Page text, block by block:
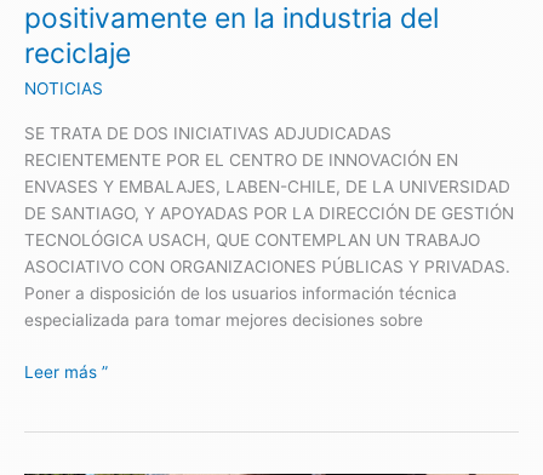
positivamente en la industria del
reciclaje
NOTICIAS
SE TRATA DE DOS INICIATIVAS ADJUDICADAS
RECIENTEMENTE POR EL CENTRO DE INNOVACIÓN EN
ENVASES Y EMBALAJES, LABEN-CHILE, DE LA UNIVERSIDAD
DE SANTIAGO, Y APOYADAS POR LA DIRECCIÓN DE GESTIÓN
TECNOLÓGICA USACH, QUE CONTEMPLAN UN TRABAJO
ASOCIATIVO CON ORGANIZACIONES PÚBLICAS Y PRIVADAS.
Poner a disposición de los usuarios información técnica
especializada para tomar mejores decisiones sobre
la
industria
Leer más ”